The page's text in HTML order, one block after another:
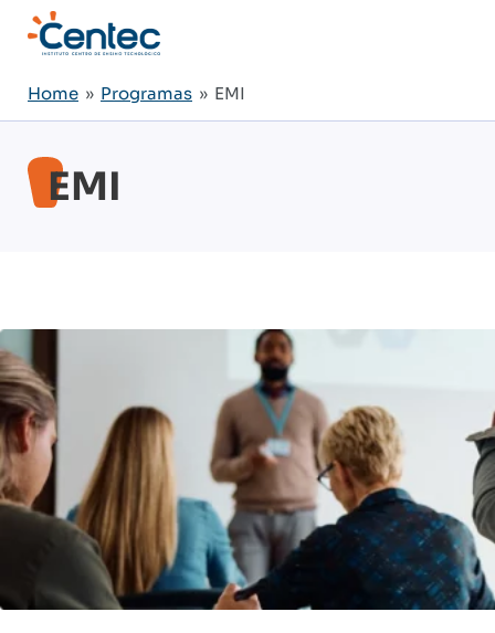
Home » Programas » EMI
EMI